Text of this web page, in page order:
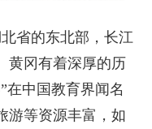
省的东北部，长江
黄冈有着深厚的历
在中国教育界闻名
游等资源丰富，如